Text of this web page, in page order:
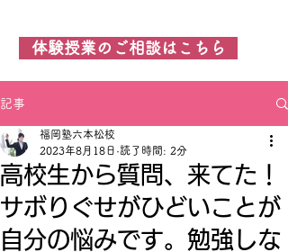
体験授業のご相談はこちら
記事
高校生から質問、来てた！
サボりぐせがひどいことが
自分の悩みです。勉強しな
福岡塾六本松校
2023年8月18日 読了時間: 2分